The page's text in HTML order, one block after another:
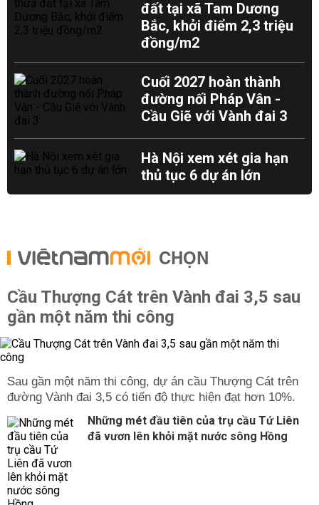
đất tại xã Tam Dương
Bắc, khởi điểm 2,3 triệu
đồng/m2
Cuối 2027 hoàn thành
đường nối Pháp Vân -
Cầu Giẽ với Vành đai 3
Hà Nội xem xét gia hạn
thủ tục 6 dự án lớn
CHỌN
Cầu Thượng Cát trên Vành đai 3,5 sau
gần một năm thi công
Sau gần một năm thi công, dự án cầu Thượng Cát trên
đường Vành đai 3,5 có tiến độ thực hiện đạt hơn 10%.
Những mét đầu tiên của trụ cầu Tứ Liên
đã vươn lên khỏi mặt nước sông Hồng